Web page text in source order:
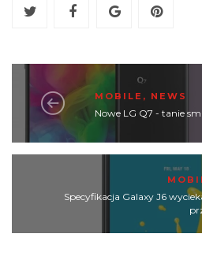
MOBILE , NEWS
Nowe LG Q7 - tanie
Specyfikacja Galaxy J6